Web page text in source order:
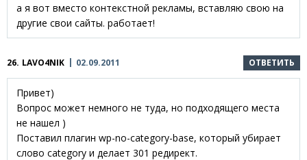
а я вот вместо контекстной рекламы, вставляю свою на
другие свои сайты. работает!
26. LAVO4NIK 02.09.2011 ОТВЕТИТЬ
Привет)
Вопрос может немного не туда, но подходящего места
не нашел )
Поставил плагин wp-no-category-base, который убирает
слово category и делает 301 редирект.